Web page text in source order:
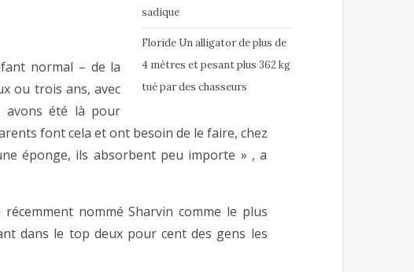
sadique
Floride Un alligator de plus de
4 mètres et pesant plus 362 kg
tué par des chasseurs
normal – de la
ou trois ans, avec
avons été là pour
font cela et ont besoin de le faire, chez
éponge, ils absorbent peu importe » , a
nommé Sharvin comme le plus
dans le top deux pour cent des gens les